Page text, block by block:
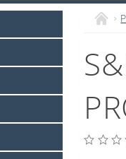
DOCHUCOVADLA
SAKE A JINÝ
KOSMETIKA